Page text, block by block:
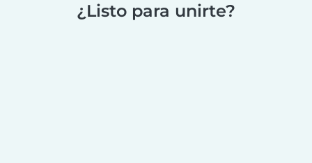
¿Listo para unirte?